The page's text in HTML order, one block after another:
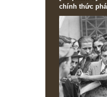
[Ấn phẩm
chính thức